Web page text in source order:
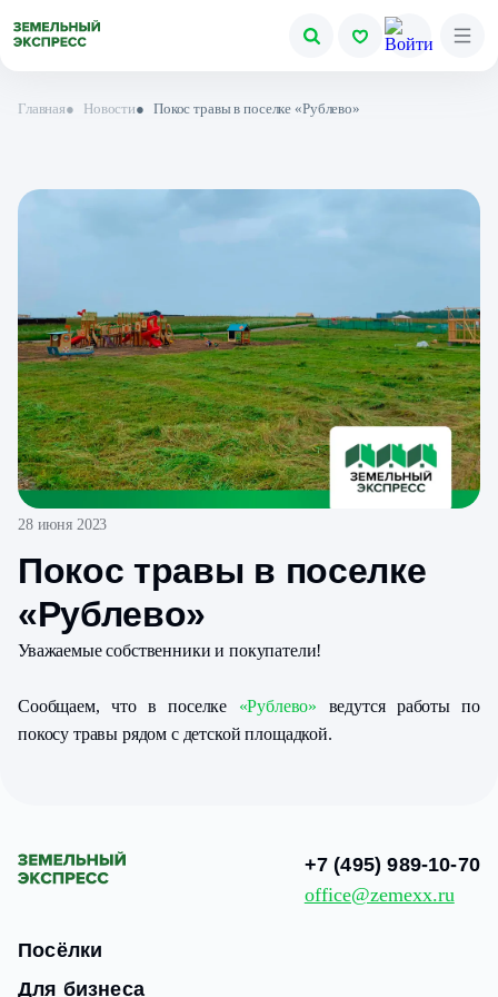
Главная● Новости● Покос травы в поселке «Рублево»
28 июня 2023
Покос травы в поселке
«Рублево»
Уважаемые собственники и покупатели!
Сообщаем, что в поселке «Рублево» ведутся работы по
покосу травы рядом с детской площадкой.
Посёлки
Для бизнеса
+7 (495) 989-10-70
office@zemexx.ru